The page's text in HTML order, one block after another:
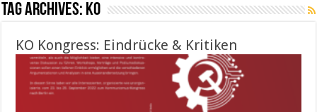
Tag Archives: KO
KO Kongress: Eindrücke & Kritiken